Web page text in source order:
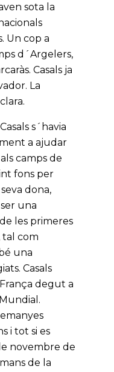
sota la
Un cop a
d´Argelers,
Casals ja
La
s´havia
a ajudar
camps de
fons per
dona,
una
les primeres
tal com
una
Casals
degut a
i tot si es
novembre de
de la